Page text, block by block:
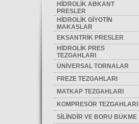
HİDROLİK ABKANT
PRESLER
HİDROLİK GİYOTİN
MAKASLAR
EKSANTRİK PRESLER
HİDROLİK PRES
TEZGAHLARI
ÜNİVERSAL TORNALAR
FREZE TEZGAHLARI
MATKAP TEZGAHLARI
KOMPRESÖR TEZGAHLARI
SİLİNDİR VE BORU BÜKME